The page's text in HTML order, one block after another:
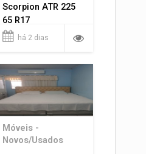
Scorpion ATR 225
65 R17
há 2 dias
Móveis -
Novos/Usados